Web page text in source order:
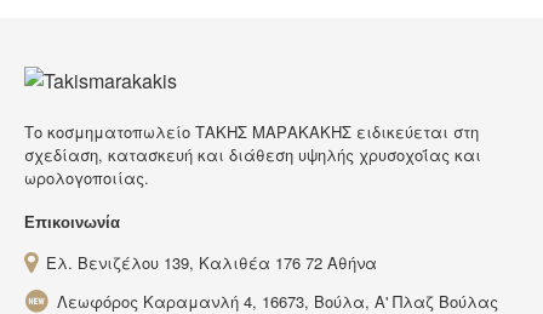
Tο κοσμηματοπωλείο ΤΑΚΗΣ ΜΑΡΑΚΑΚΗΣ ειδικεύεται στη
σχεδίαση, κατασκευή και διάθεση υψηλής χρυσοχοΐας και
ωρολογοποιίας.
Επικοινωνία
Ελ. Βενιζέλου 139, Καλιθέα 176 72 Αθήνα
Λεωφόρος Καραμανλή 4, 16673, Βούλα, Α' Πλαζ Βούλας